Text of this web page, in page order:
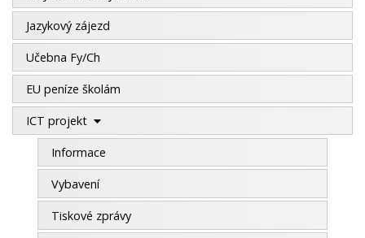
Jazykový zájezd
Učebna Fy/Ch
EU peníze školám
ICT projekt
Informace
Vybavení
Tiskové zprávy